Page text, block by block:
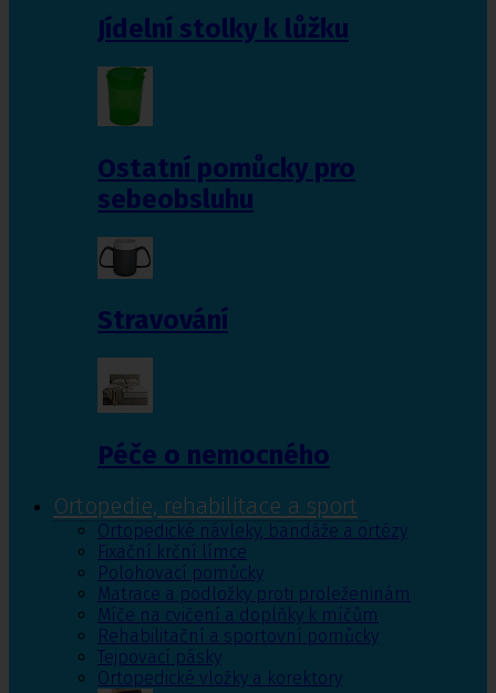
Jídelní stolky k lůžku
Ostatní pomůcky pro
sebeobsluhu
Stravování
Péče o nemocného
Ortopedie, rehabilitace a sport
Ortopedické návleky, bandáže a ortézy
Fixační krční límce
Polohovací pomůcky
Matrace a podložky proti proleženinám
Míče na cvičení a doplňky k míčům
Rehabilitační a sportovní pomůcky
Tejpovací pásky
Ortopedické vložky a korektory